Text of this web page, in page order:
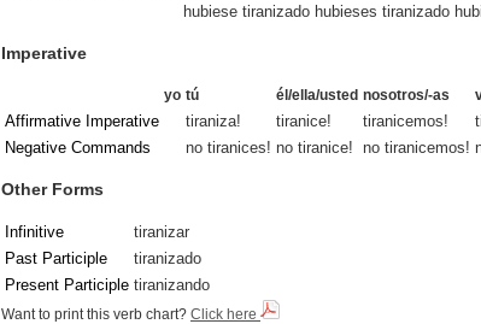
hubiese tiranizado hubieses tiranizado
Imperative
yo tú él/ella/usted nosotros/-as
Affirmative Imperative tiraniza! tiranice! tiranicemos!
Negative Commands
no tiranices! no tiranice! no tiranicemos!
Other Forms
Infinitive
tiranizar
Past Participle
tiranizado
Present Participle tiranizando
Want to print this verb chart? Click here